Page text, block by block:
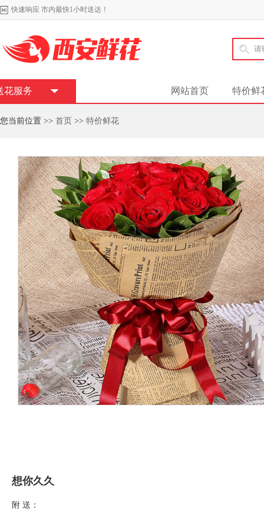
快速响应 市内最快1小时送达！
网站首页 特价鲜
花服务
您当前位置 >> 首页 >> 特价鲜花
想你久久
附 送：